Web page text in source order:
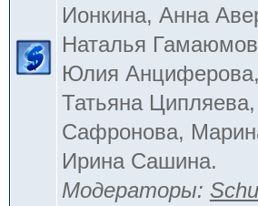
Ионкина, Анна
Наталья
Юлия
Татьяна
Сафронова,
Ирина Сашина.
Модераторы: